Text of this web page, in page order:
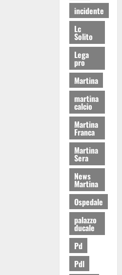
incidente
Lc
Solito
Lega
pro
Martina
martina
calcio
Martina
Franca
Martina
Sera
News
Martina
Ospedale
palazzo
ducale
Pd
Pdl